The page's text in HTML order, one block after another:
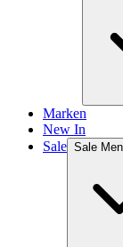
Marken
New In
Sale Sale